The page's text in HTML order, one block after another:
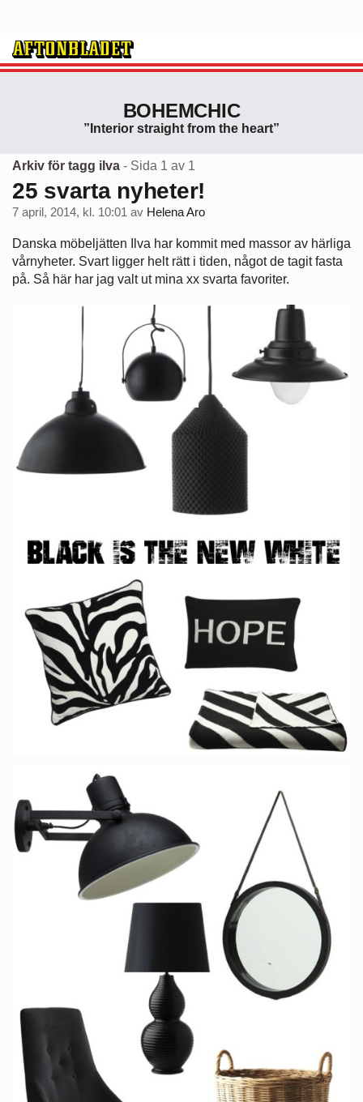
BOHEMCHIC
”Interior straight from the heart”
Arkiv för tagg ilva - Sida 1 av 1
25 svarta nyheter!
7 april, 2014, kl. 10:01 av Helena Aro
Danska möbeljätten Ilva har kommit med massor av härliga
vårnyheter. Svart ligger helt rätt i tiden, något de tagit fasta
på. Så här har jag valt ut mina xx svarta favoriter.